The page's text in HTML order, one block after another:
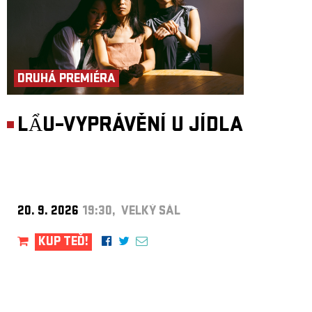
DRUHÁ PREMIÉRA
LẨU–VYPRÁVĚNÍ U JÍDLA
20. 9. 2026 19:30, VELKÝ SÁL
KUP TEĎ!